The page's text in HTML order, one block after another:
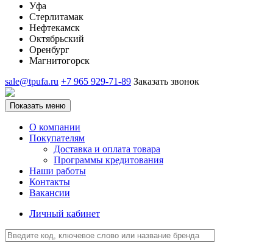
Уфа
Стерлитамак
Нефтекамск
Октябрьский
Оренбург
Магнитогорск
sale@tpufa.ru +7 965 929-71-89 Заказать звонок
Показать меню
О компании
Покупателям
Доставка и оплата товара
Программы кредитования
Наши работы
Контакты
Вакансии
Личный кабинет